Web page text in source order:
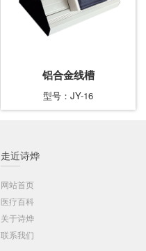
铝合金线槽
型号：JY-16
走近诗烨
网站首页
医疗百科
关于诗烨
联系我们